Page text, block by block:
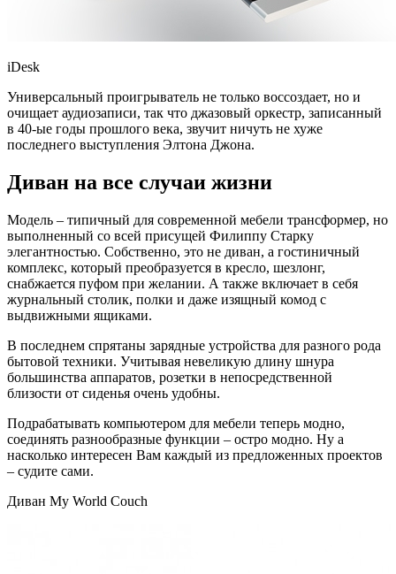
iDesk
Универсальный проигрыватель не только воссоздает, но и
очищает аудиозаписи, так что джазовый оркестр, записанный
в 40-ые годы прошлого века, звучит ничуть не хуже
последнего выступления Элтона Джона.
Диван на все случаи жизни
Модель – типичный для современной мебели трансформер, но
выполненный со всей присущей Филиппу Старку
элегантностью. Собственно, это не диван, а гостиничный
комплекс, который преобразуется в кресло, шезлонг,
снабжается пуфом при желании. А также включает в себя
журнальный столик, полки и даже изящный комод с
выдвижными ящиками.
В последнем спрятаны зарядные устройства для разного рода
бытовой техники. Учитывая невеликую длину шнура
большинства аппаратов, розетки в непосредственной
близости от сиденья очень удобны.
Подрабатывать компьютером для мебели теперь модно,
соединять разнообразные функции – остро модно. Ну а
насколько интересен Вам каждый из предложенных проектов
– судите сами.
Диван My World Couch